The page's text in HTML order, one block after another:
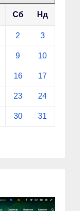
Сб Нд
2 3
9 10
16 17
23 24
30 31